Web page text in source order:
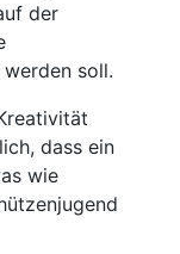
der
soll.
dass ein
wie